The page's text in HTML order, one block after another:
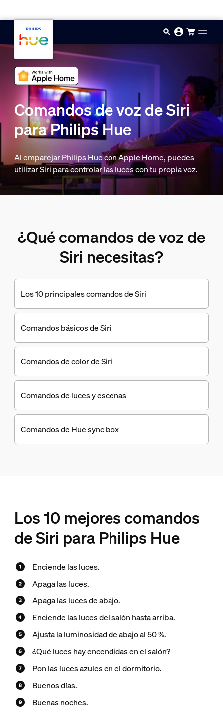
Comandos de voz de Siri
para Philips Hue
Al emparejar Philips Hue con Apple Home, puedes
utilizar Siri para controlar las luces con tu propia voz.
¿Qué comandos de voz de
Siri necesitas?
Los 10 principales comandos de Siri
Comandos básicos de Siri
Comandos de color de Siri
Comandos de luces y escenas
Comandos de Hue sync box
Los 10 mejores comandos
de Siri para Philips Hue
Enciende las luces.
Apaga las luces.
Apaga las luces de abajo.
Enciende las luces del salón hasta arriba.
Ajusta la luminosidad de abajo al 50 %.
¿Qué luces hay encendidas en el salón?
Pon las luces azules en el dormitorio.
Buenos días.
Buenas noches.